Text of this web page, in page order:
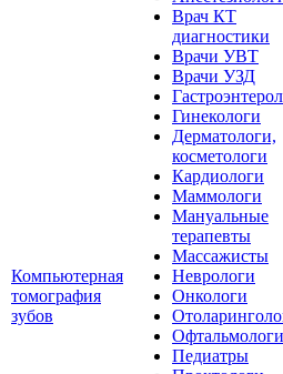
Компьютерная
томография
зубов
Врач КТ
диагностики
Врачи УВТ
Врачи УЗД
Гинекологи
Дерматологи,
косметологи
Кардиологи
Маммологи
Мануальные
терапевты
Массажисты
Неврологи
Онкологи
Офтальмологи
Педиатры